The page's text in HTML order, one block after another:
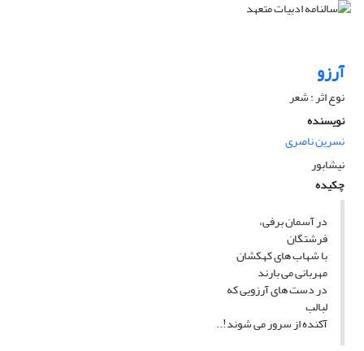
آرزو
نوع اثر : شعر
نویسنده
نسرین ناصری
نیشابور
چکیده
در آسمان برفی،
فرشتگان
با شهاب های کهکشان
مهربانی می بارند
در دست های آرزویی که
لبالب
آکنده از سرور می شوند!..